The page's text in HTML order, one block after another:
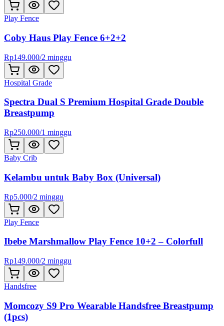
Play Fence
Coby Haus Play Fence 6+2+2
Rp149.000/2 minggu
Hospital Grade
Spectra Dual S Premium Hospital Grade Double
Breastpump
Rp250.000/1 minggu
Baby Crib
Kelambu untuk Baby Box (Universal)
Rp5.000/2 minggu
Play Fence
Ibebe Marshmallow Play Fence 10+2 – Colorfull
Rp149.000/2 minggu
Handsfree
Momcozy S9 Pro Wearable Handsfree Breastpump
(1pcs)